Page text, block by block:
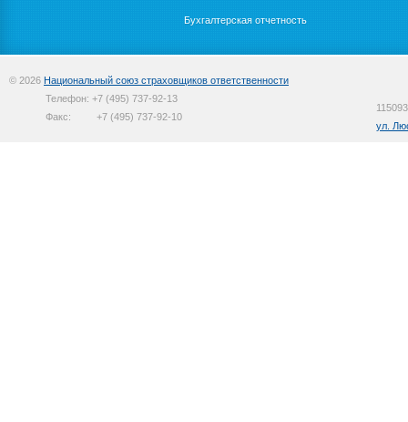
Бухгалтерская отчетность
© 2026 Национальный союз страховщиков ответственности
Телефон: +7 (495) 737-92-13
Факс:
+7 (495) 737-92-10
ул.